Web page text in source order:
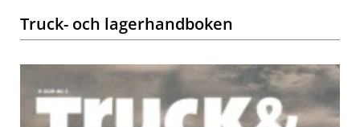
Truck- och lagerhandboken